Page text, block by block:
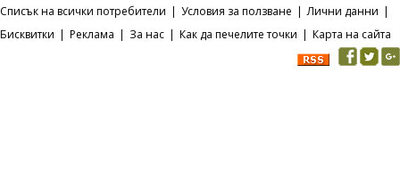
Списък на всички потребители | Условия за ползване | Лични данни |
Бисквитки | Реклама | За нас | Как да печелите точки | Карта на сайта